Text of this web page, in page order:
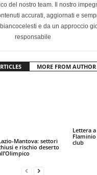
del nostro team. Il nostro
accurati, aggiornati e
e da un approccio
responsabile
MORE FROM AUTHOR
Mantova: settori
e rischio deserto
Lettera
club